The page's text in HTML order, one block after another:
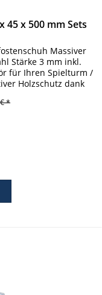
45 x 500 mm Sets
Massiver
Stärke 3 mm inkl.
für Ihren Spielturm /
Holzschutz dank
*